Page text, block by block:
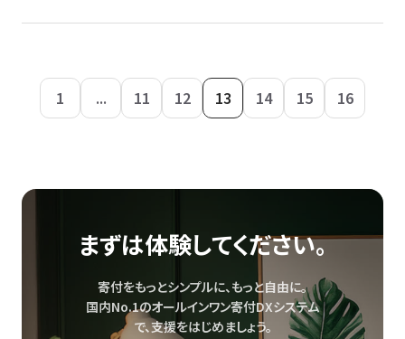
1 ... 11 12 13 14 15 16
まずは体験してください。
寄付をもっとシンプルに、もっと自由に。
国内No.1のオールインワン寄付DXシステム
で、支援をはじめましょう。